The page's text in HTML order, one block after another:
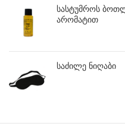
სასტუმროს
არომატით
საძილე ნიღაბი